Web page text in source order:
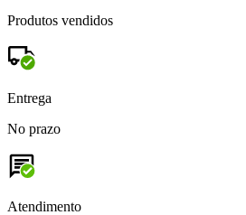
Produtos vendidos
Entrega
No prazo
Atendimento